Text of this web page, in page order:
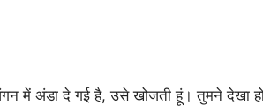
आंगन में अंडा दे गई है, उसे खोजती हूं। तुमने देखा हो